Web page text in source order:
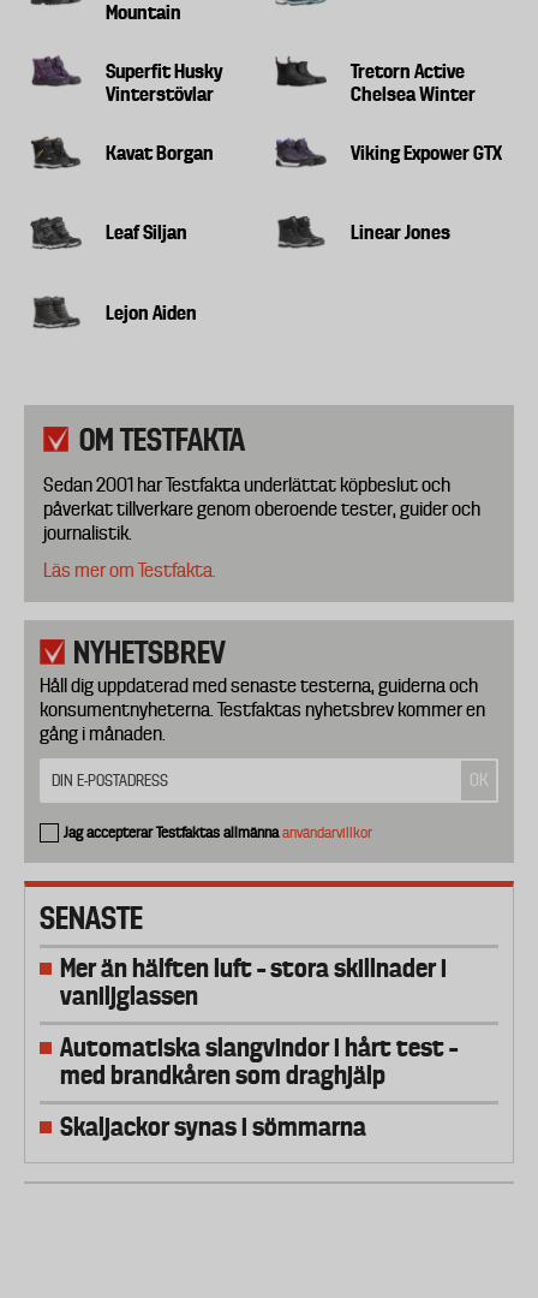
Mountain
Superfit Husky
Vinterstövlar
Tretorn Active
Chelsea Winter
Kavat Borgan Viking Expower GTX
Leaf Siljan Linear Jones
Lejon Aiden
OM TESTFAKTA
Sedan 2001 har Testfakta underlättat köpbeslut och
påverkat tillverkare genom oberoende tester, guider och
journalistik.
Läs mer om Testfakta.
NYHETSBREV
Håll dig uppdaterad med senaste testerna, guiderna och
konsumentnyheterna. Testfaktas nyhetsbrev kommer en
gång i månaden.
Jag accepterar Testfaktas allmännaanvändarvillkor
SENASTE
Mer än hälften luft – stora skillnader i
vaniljglassen
Automatiska slangvindor i hårt test –
med brandkåren som draghjälp
Skaljackor synas i sömmarna